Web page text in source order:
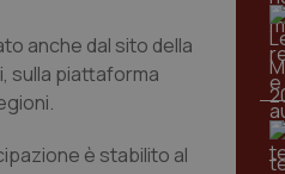
anche dal sito della
sulla piattaforma
è stabilito al